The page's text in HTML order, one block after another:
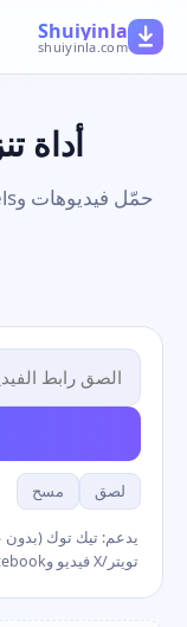
Shuiyinla
shuiyinla.com
أداة
لصق مسح
تويتر/X فيديو وGIF · Facebook فيديو/Reels